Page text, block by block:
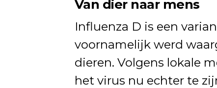
Van dier naar mens
Influenza D is een
voornamelijk werd
dieren. Volgens lokale
het virus nu echter te